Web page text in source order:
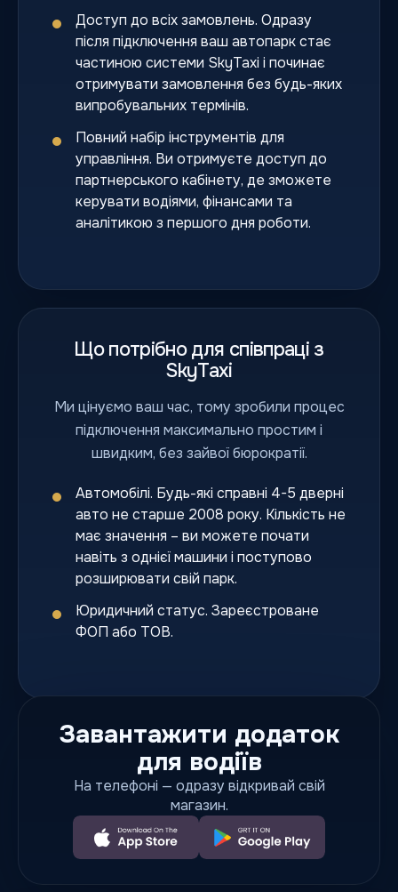
Доступ до всіх замовлень. Одразу
після підключення ваш автопарк стає
частиною системи SkyTaxi і починає
отримувати замовлення без будь-яких
випробувальних термінів.
Повний набір інструментів для
управління. Ви отримуєте доступ до
партнерського кабінету, де зможете
керувати водіями, фінансами та
аналітикою з першого дня роботи.
Що потрібно для співпраці з
SkyTaxi
Ми цінуємо ваш час, тому зробили процес
підключення максимально простим і
швидким, без зайвої бюрократії.
Автомобілі. Будь-які справні 4-5 дверні
авто не старше 2008 року. Кількість не
має значення – ви можете почати
навіть з однієї машини і поступово
розширювати свій парк.
Юридичний статус. Зареєстроване
ФОП або ТОВ.
Завантажити додаток
для водіїв
На телефоні — одразу відкривай свій
магазин.